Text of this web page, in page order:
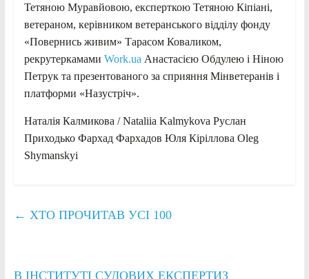
Тетяною Муравйовою, експерткою Тетяною Кіпіані,
ветераном, керівником ветеранського відділу фонду
«Повернись живим» Тарасом Коваликом,
рекрутеркамами Work.ua Анастасією Обдулею і Ніною
Петрук та презентованого за сприяння Мінветеранів і
платформи «Назустріч».
Наталія Калмикова / Nataliia Kalmykova Руслан
Приходько Фархад Фархадов Юля Кіріллова Oleg
Shymanskyi
← ХТО ПРОЧИТАВ УСІ 100
В ІНСТИТУТІ СУДОВИХ ЕКСПЕРТИЗ